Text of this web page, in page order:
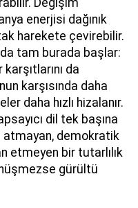
enerjisi dağınık
harekete çevirebilir.
tam burada başlar:
da
karşısında daha
daha hızlı hizalanır.
dil tek başına
atmayan, demokratik
etmeyen bir tutarlılık
gürültü